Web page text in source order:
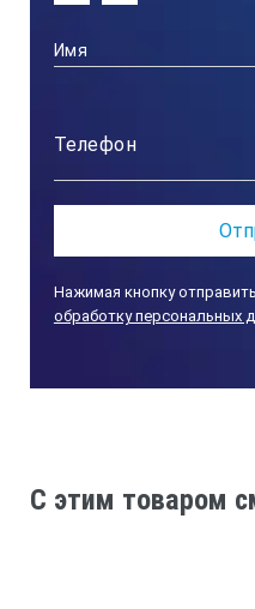
Нажимая кнопку
обработку персональных
C этим товаром